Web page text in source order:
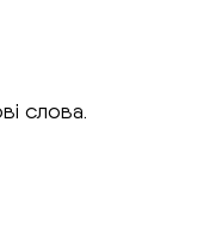
слова.